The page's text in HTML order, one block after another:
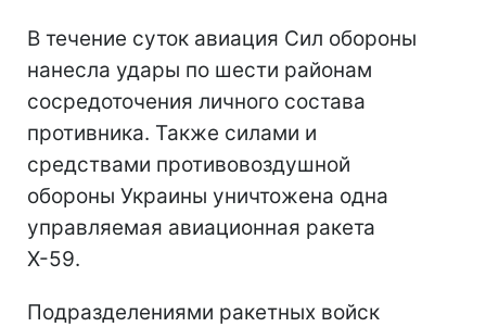
В течение суток авиация Сил обороны
нанесла удары по шести районам
сосредоточения личного состава
противника. Также силами и
средствами противовоздушной
обороны Украины уничтожена одна
управляемая авиационная ракета
Х-59.
Подразделениями ракетных войск